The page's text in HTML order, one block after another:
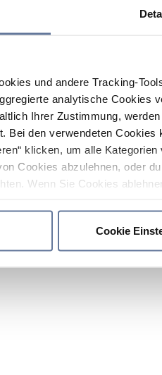
und andere Tracking-
analytische Cookies
Ihrer Zustimmung,
Bei den verwendeten
klicken, um alle
Cookies abzulehnen, oder
Wenn Sie Cookies
Cookie